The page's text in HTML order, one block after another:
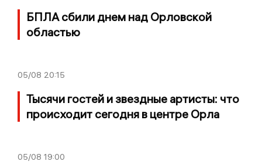
БПЛА сбили днем над Орловской
областью
05/08 20:15
Тысячи гостей и звездные артисты: что
происходит сегодня в центре Орла
05/08 19:00